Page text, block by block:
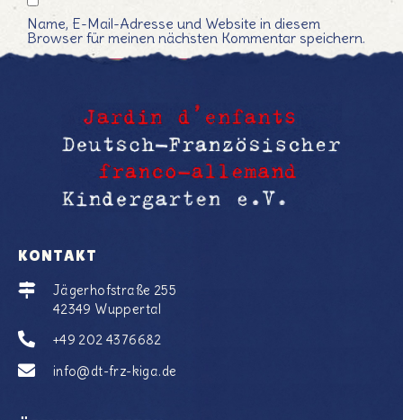
Name, E-Mail-Adresse und Website in diesem
Browser für meinen nächsten Kommentar speichern.
KONTAKT
Jägerhofstraße 255
42349 Wuppertal
+49 202 4376682
info@dt-frz-kiga.de